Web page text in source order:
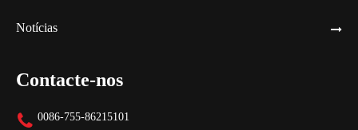
Notícias
Contacte-nos
 0086-755-86215101